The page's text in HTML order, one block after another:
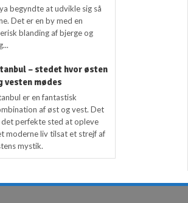
begyndte at udvikle sig så
Det er en by med en
blanding af bjerge og
– stedet hvor østen
vesten mødes
er en fantastisk
af øst og vest. Det
det perfekte sted at opleve
moderne liv tilsat et strejf af
mystik.